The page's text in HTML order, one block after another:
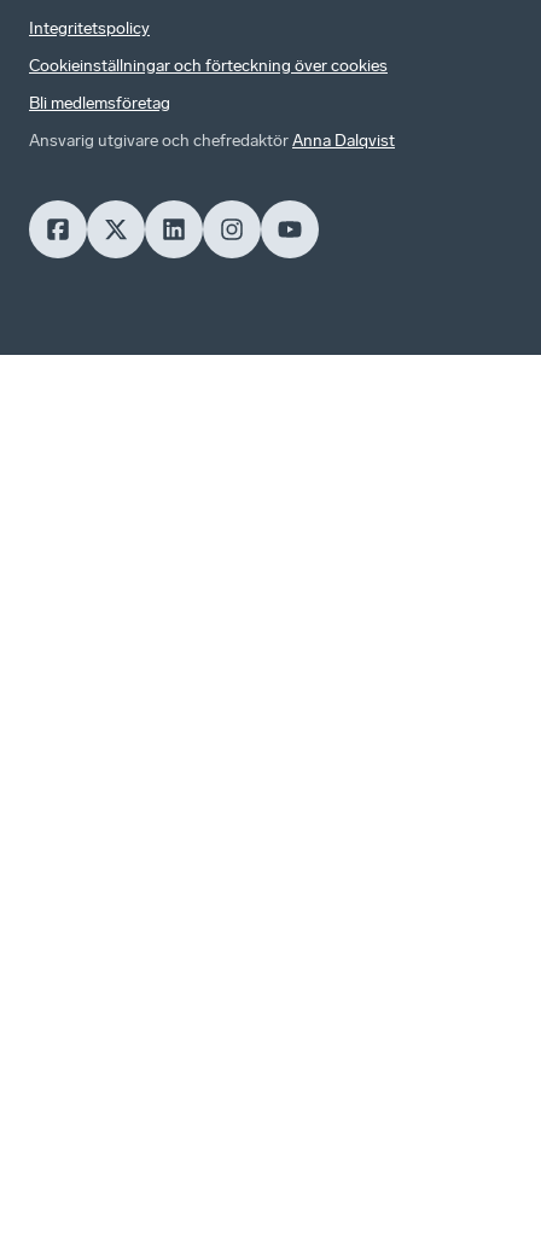
Integritetspolicy
Cookieinställningar och förteckning över cookies
Bli medlemsföretag
Ansvarig utgivare och chefredaktörAnna Dalqvist